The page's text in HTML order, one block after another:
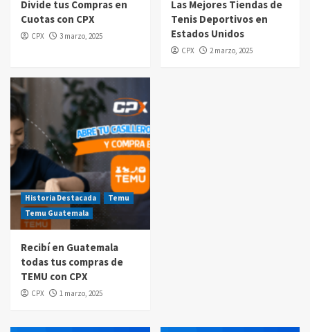
$20 de reintegro en tus compras Amazon
Prime Day Guatemala 2025
Divide tus Compras en
Cuotas con CPX
CPX 3 marzo, 2025
Las Mejores Tiendas de
Tenis Deportivos en
Estados Unidos
CPX 2 marzo, 2025
Historia Destacada
Temu
Temu Guatemala
Recibí en Guatemala
todas tus compras de
TEMU con CPX
CPX 1 marzo, 2025